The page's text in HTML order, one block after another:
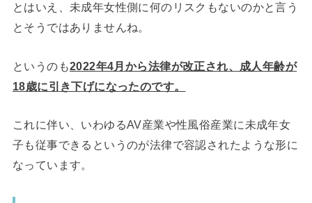
とはいえ、未成年女性側に何のリスクもないのかと言う
とそうではありませんね。
というのも2022年4月から法律が改正され、成人年齢が
18歳に引き下げになったのです。
これに伴い、いわゆるAV産業や性風俗産業に未成年女
子も従事できるというのが法律で容認されたような形に
なっています。